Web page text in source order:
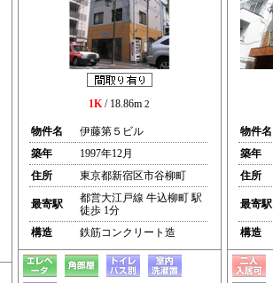
1K/ 18.86m 2
物件名
伊藤第５ビル
築年
1997年12月
住所
東京都新宿区市谷柳町
最寄駅
都営大江戸線 牛込柳町 駅
徒歩 1分
構造
鉄筋コンクリート造
物件名
築年
住所
最寄駅
構造